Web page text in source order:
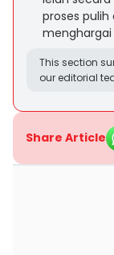
proses
menghargai
This section
our editorial
Share Article